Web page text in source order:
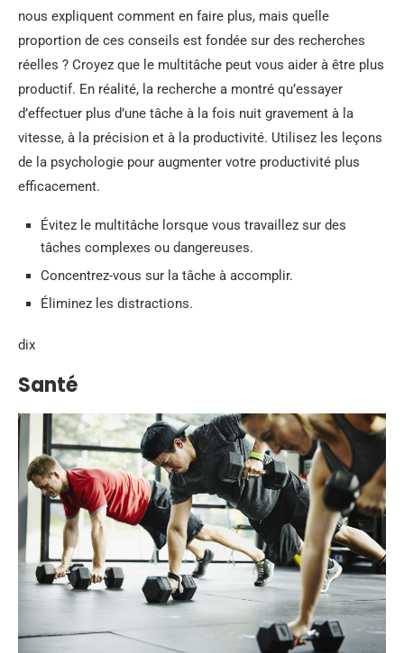
nous expliquent comment en faire plus, mais quelle
proportion de ces conseils est fondée sur des recherches
réelles ? Croyez que le multitâche peut vous aider à être plus
productif. En réalité, la recherche a montré qu’essayer
d’effectuer plus d’une tâche à la fois nuit gravement à la
vitesse, à la précision et à la productivité. Utilisez les leçons
de la psychologie pour augmenter votre productivité plus
efficacement.
Évitez le multitâche lorsque vous travaillez sur des
tâches complexes ou dangereuses.
Concentrez-vous sur la tâche à accomplir.
Éliminez les distractions.
dix
Santé